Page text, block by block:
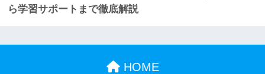
ら学習サポートまで徹底解説
HOME